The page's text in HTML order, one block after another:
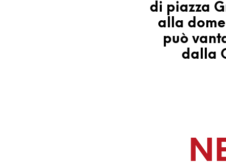
di piazza
alla
può
dalla